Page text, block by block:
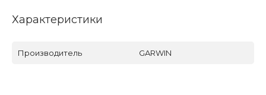
Характеристики
Производитель GARWIN